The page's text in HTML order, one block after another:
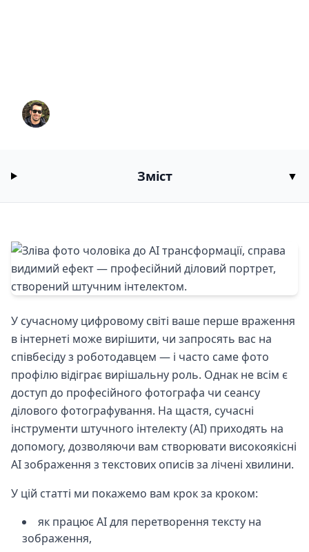
Зміст ▼
У сучасному цифровому світі ваше перше враження
в інтернеті може вирішити, чи запросять вас на
співбесіду з роботодавцем — і часто саме фото
профілю відіграє вирішальну роль. Однак не всім є
доступ до професійного фотографа чи сеансу
ділового фотографування. На щастя, сучасні
інструменти штучного інтелекту (AI) приходять на
допомогу, дозволяючи вам створювати високоякісні
AI зображення з текстових описів за лічені хвилини.
У цій статті ми покажемо вам крок за кроком:
як працює AI для перетворення тексту на
зображення,